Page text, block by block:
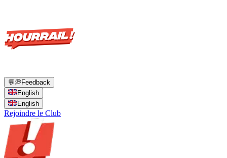
💬💭Feedback
English
English
Rejoindre le Club